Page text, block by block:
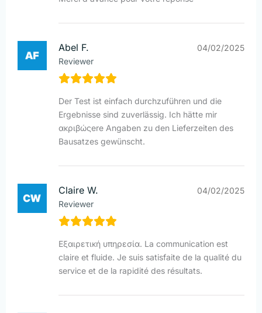
Abel F.
Reviewer
04/02/2025
Der Test ist einfach durchzuführen und die
Ergebnisse sind zuverlässig. Ich hätte mir
ακριβώςere Angaben zu den Lieferzeiten des
Bausatzes gewünscht.
Claire W.
Reviewer
04/02/2025
Εξαιρετική υπηρεσία. La communication est
claire et fluide. Je suis satisfaite de la qualité du
service et de la rapidité des résultats.